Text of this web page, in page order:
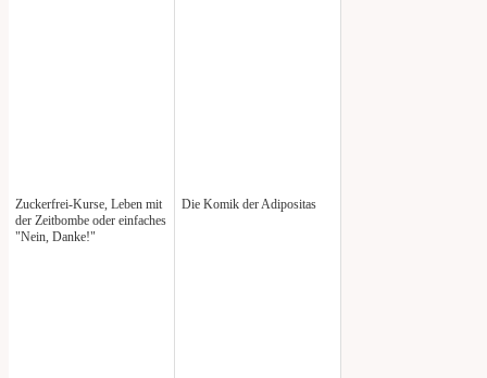
Zuckerfrei-Kurse, Leben mit
der Zeitbombe oder einfaches
"Nein, Danke!"
Die Komik der Adipositas